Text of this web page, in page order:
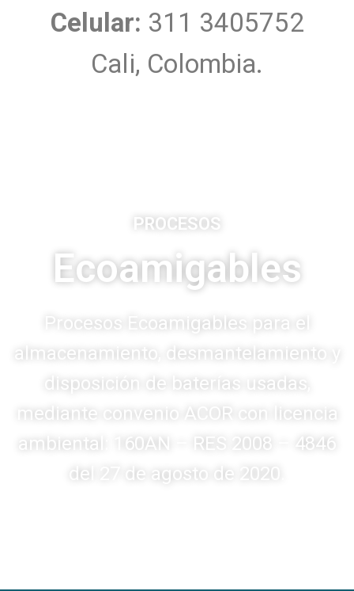
Celular: 311 3405752
Cali, Colombia.
PROCESOS
Ecoamigables
Procesos Ecoamigables para el
almacenamiento, desmantelamiento y
disposición de baterías usadas,
mediante convenio ACOR con licencia
ambiental: 160AN – RES 2008 – 4846
del 27 de agosto de 2020.